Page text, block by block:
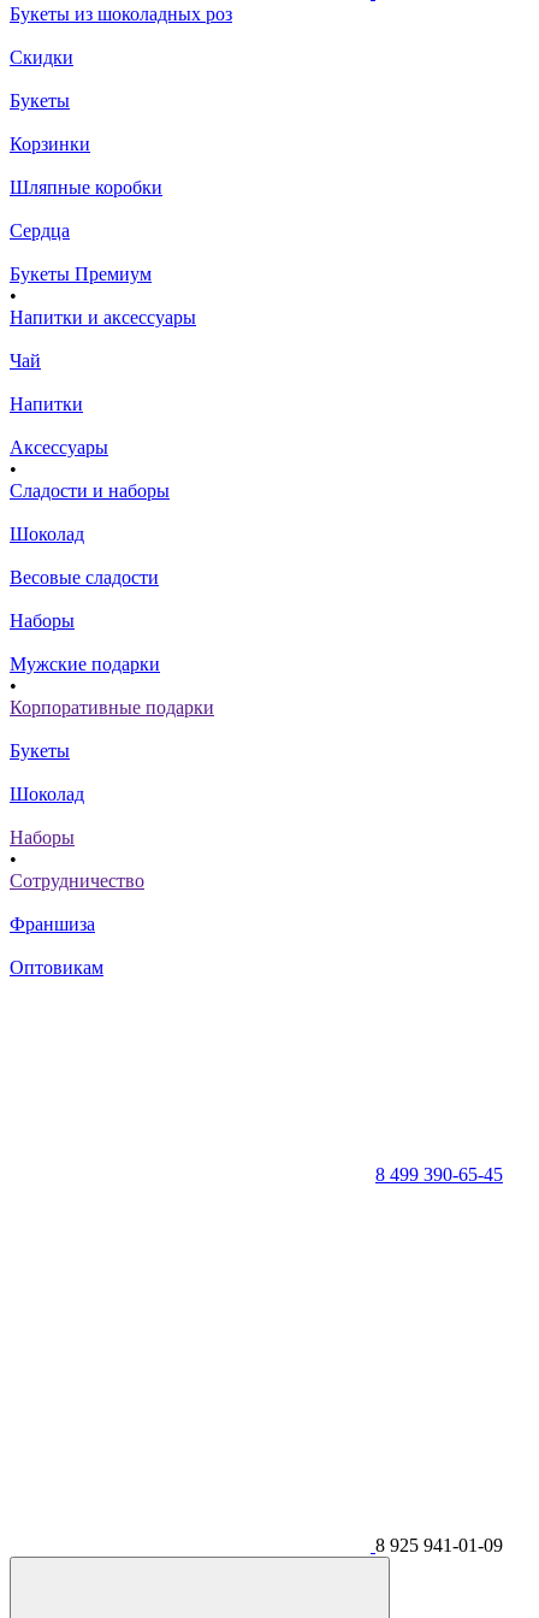
Букеты из шоколадных роз
Скидки
Букеты
Корзинки
Шляпные коробки
Сердца
Букеты Премиум
•
Напитки и аксессуары
Чай
Напитки
Аксессуары
•
Сладости и наборы
Шоколад
Весовые сладости
Наборы
Мужские подарки
•
Корпоративные подарки
Букеты
Шоколад
Наборы
•
Сотрудничество
Франшиза
Оптовикам
8 499 390-65-45
8 925 941-01-09